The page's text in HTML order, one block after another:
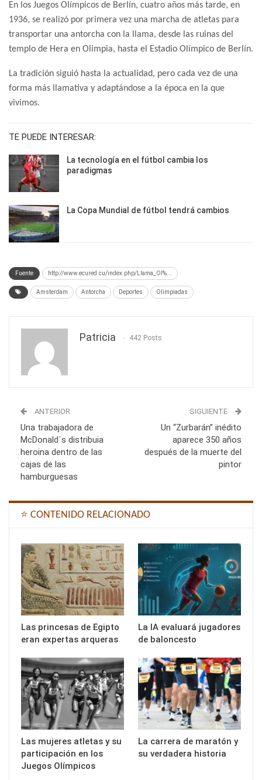
En los Juegos Olímpicos de Berlín, cuatro años más tarde, en
1936, se realizó por primera vez una marcha de atletas para
transportar una antorcha con la llama, desde las ruinas del
templo de Hera en Olimpia, hasta el Estadio Olímpico de Berlín.
La tradición siguió hasta la actualidad, pero cada vez de una
forma más llamativa y adaptándose a la época en la que
vivimos.
TE PUEDE INTERESAR:
La tecnología en el fútbol cambia los
paradigmas
La Copa Mundial de fútbol tendrá cambios
Fuente http://www.ecured.cu/index.php/Llama_Ol%...
Amsterdam Antorcha Deportes Olimpiadas
Patricia 442 Posts
ANTERIOR
Una trabajadora de
McDonald´s distribuia
heroina dentro de las
cajas de las
hamburguesas
SIGUIENTE
Un “Zurbarán” inédito
aparece 350 años
después de la muerte del
pintor
⭐ CONTENIDO RELACIONADO
Las princesas de Egipto
eran expertas arqueras
La IA evaluará jugadores
de baloncesto
Las mujeres atletas y su
participación en los
Juegos Olímpicos
La carrera de maratón y
su verdadera historia